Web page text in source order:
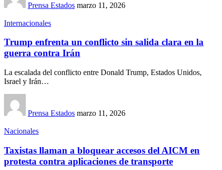
Prensa Estados marzo 11, 2026
Internacionales
Trump enfrenta un conflicto sin salida clara en la
guerra contra Irán
La escalada del conflicto entre Donald Trump, Estados Unidos,
Israel y Irán…
Prensa Estados marzo 11, 2026
Nacionales
Taxistas llaman a bloquear accesos del AICM en
protesta contra aplicaciones de transporte